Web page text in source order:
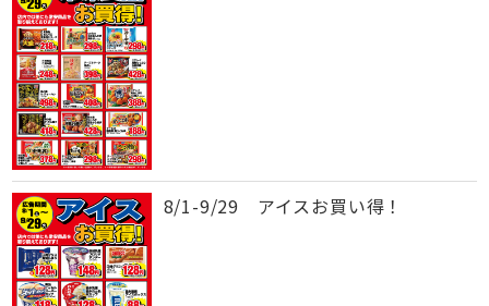
8/1-9/29 アイスお買い得！